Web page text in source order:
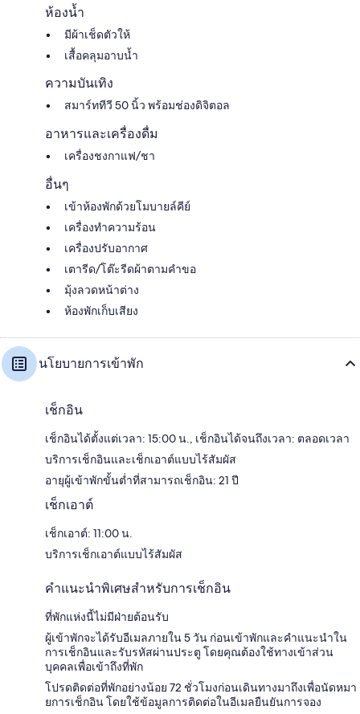
ห้องน้ำ
มีผ้าเช็ดตัวให้
เสื้อคลุมอาบน้ำ
ความบันเทิง
สมาร์ททีวี 50 นิ้ว พร้อมช่องดิจิตอล
อาหารและเครื่องดื่ม
เครื่องชงกาแฟ/ชา
อื่นๆ
เข้าห้องพักด้วยโมบายล์คีย์
เครื่องทำความร้อน
เครื่องปรับอากาศ
เตารีด/โต๊ะรีดผ้าตามคำขอ
มุ้งลวดหน้าต่าง
ห้องพักเก็บเสียง
นโยบายการเข้าพัก
เช็กอิน
เช็กอินได้ตั้งแต่เวลา: 15:00 น., เช็กอินได้จนถึงเวลา: ตลอดเวลา
บริการเช็กอินและเช็กเอาต์แบบไร้สัมผัส
อายุผู้เข้าพักขั้นต่ำที่สามารถเช็กอิน: 21 ปี
เช็กเอาต์
เช็กเอาต์: 11:00 น.
บริการเช็กเอาต์แบบไร้สัมผัส
คำแนะนำพิเศษสำหรับการเช็กอิน
ที่พักแห่งนี้ไม่มีฝ่ายต้อนรับ
ผู้เข้าพักจะได้รับอีเมลภายใน 5 วัน ก่อนเข้าพักและคำแนะนำใน
การเช็กอินและรับรหัสผ่านประตู โดยคุณต้องใช้ทางเข้าส่วน
บุคคลเพื่อเข้าถึงที่พัก
โปรดติดต่อที่พักอย่างน้อย 72 ชั่วโมงก่อนเดินทางมาถึงเพื่อนัดหมา
ยการเช็กอิน โดยใช้ข้อมูลการติดต่อในอีเมลยืนยันการจอง